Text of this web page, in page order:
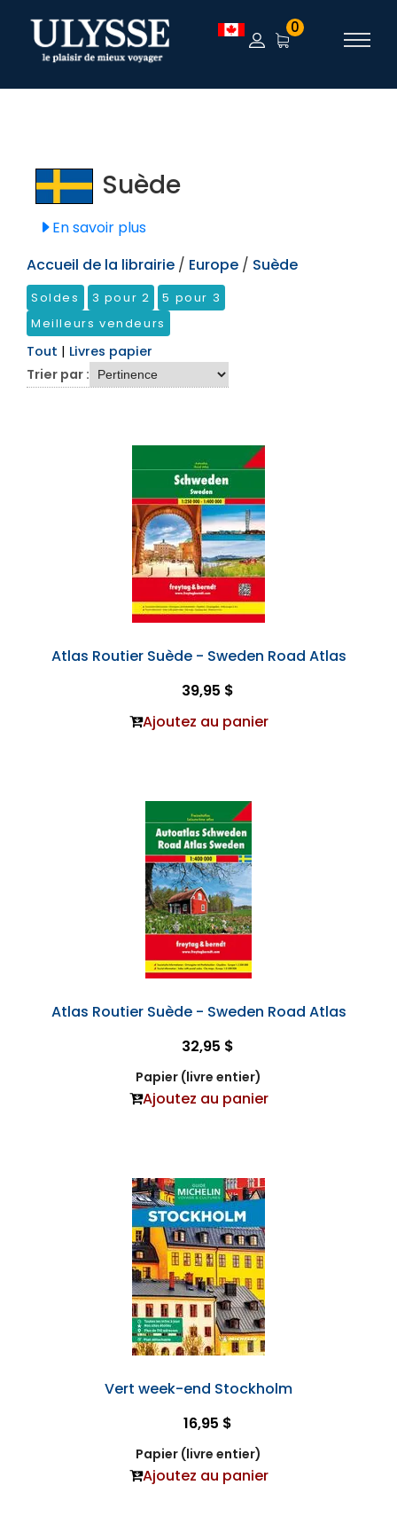
TEST 0
Suède
En savoir plus
Accueil de la librairie / Europe / Suède
Soldes 3 pour 2
5 pour 3
Meilleurs vendeurs
Tout | Livres papier
Trier par :
Atlas Routier Suède - Sweden Road Atlas
39,95 $
Ajoutez au panier
Atlas Routier Suède - Sweden Road Atlas
32,95 $
Papier (livre entier)
Ajoutez au panier
Vert week-end Stockholm
16,95 $
Papier (livre entier)
Ajoutez au panier